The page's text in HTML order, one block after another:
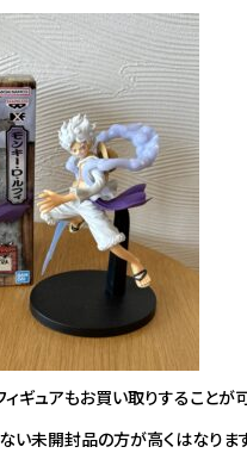
ギュアもお買い取りすることが
い未開封品の方が高くはなりま